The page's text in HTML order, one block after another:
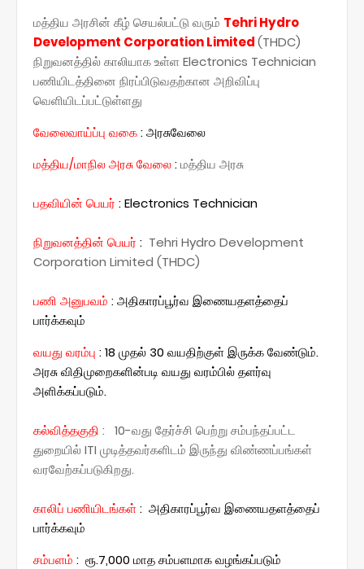
மத்திய அரசின் கீழ் செயல்பட்டு வரும் Tehri Hydro
Development Corporation Limited(THDC)
நிறுவனத்தில் காலியாக உள்ள Electronics Technician
பணியிடத்தினை நிரப்பிடுவதற்கான அறிவிப்பு
வெளியிடப்பட்டுள்ளது
வேலைவாய்ப்பு வகை:அரசுவேலை
மத்திய/மாநில அரசு வேலை:மத்திய அரசு
பதவியின் பெயர் :Electronics Technician
நிறுவனத்தின் பெயர் : Tehri Hydro Development
Corporation Limited (THDC)
பணி அனுபவம் : அதிகாரப்பூர்வ இணையதளத்தைப்
பார்க்கவும்
வயது வரம்பு :18 முதல் 30 வயதிற்குள் இருக்க வேண்டும்.
அரசு விதிமுறைகளின்படி வயது வரம்பில் தளர்வு
அளிக்கப்படும்.
கல்வித்தகுதி : 10-வது தேர்ச்சி பெற்று சம்பந்தப்பட்ட
துறையில் ITI முடித்தவர்களிடம் இருந்து விண்ணப்பங்கள்
வரவேற்கப்படுகிறது.
காலிப் பணியிடங்கள்: அதிகாரப்பூர்வ இணையதளத்தைப்
பார்க்கவும்
சம்பளம் : ரூ.7,000 மாத சம்பளமாக வழங்கப்படும்